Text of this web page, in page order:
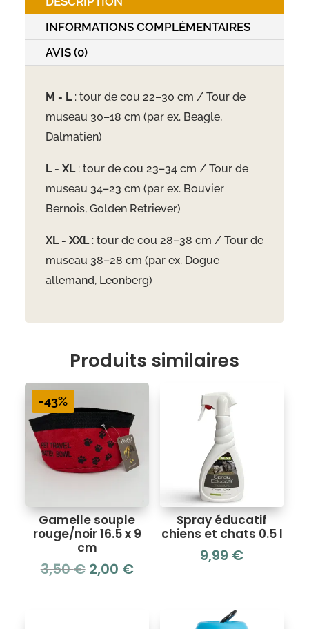
INFORMATIONS COMPLÉMENTAIRES
AVIS (0)
M - L: tour de cou 22–30 cm / Tour de
museau 30–18 cm (par ex. Beagle,
Dalmatien)
L - XL: tour de cou 23–34 cm / Tour de
museau 34–23 cm (par ex. Bouvier
Bernois, Golden Retriever)
XL - XXL: tour de cou 28–38 cm / Tour de
museau 38–28 cm (par ex. Dogue
allemand, Leonberg)
Produits similaires
-43%
Gamelle souple
rouge/noir 16.5 x 9
cm
3,50€ Le
2,00 €Le
Spray éducatif
chiens et chats 0.5 l
9,99 €